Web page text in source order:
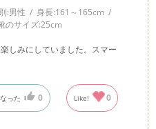
:男性 身長:161～165cm
のサイズ:25cm
しみにしていました。スマー
った 0 Like! 0